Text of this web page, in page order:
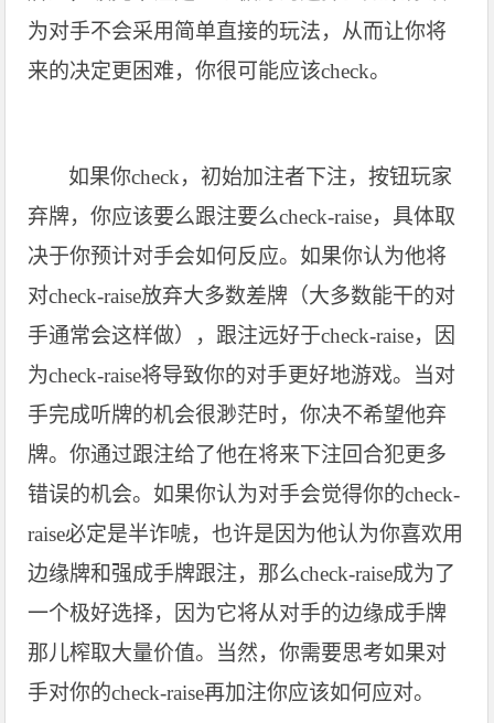
为对手不会采用简单直接的玩法，从而让你将
来的决定更困难，你很可能应该check。
如果你check，初始加注者下注，按钮玩家
弃牌，你应该要么跟注要么check-raise，具体取
决于你预计对手会如何反应。如果你认为他将
对check-raise放弃大多数差牌（大多数能干的对
手通常会这样做），跟注远好于check-raise，因
为check-raise将导致你的对手更好地游戏。当对
手完成听牌的机会很渺茫时，你决不希望他弃
牌。你通过跟注给了他在将来下注回合犯更多
错误的机会。如果你认为对手会觉得你的check-
raise必定是半诈唬，也许是因为他认为你喜欢用
边缘牌和强成手牌跟注，那么check-raise成为了
一个极好选择，因为它将从对手的边缘成手牌
那儿榨取大量价值。当然，你需要思考如果对
手对你的check-raise再加注你应该如何应对。